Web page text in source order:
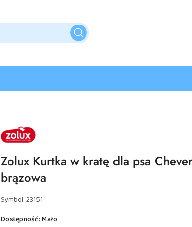
NAZWA
PRODUCENTA:
ZOLUX
Zolux Kurtka w kratę dla psa
brązowa
Symbol:23151
Dostępność:Mało